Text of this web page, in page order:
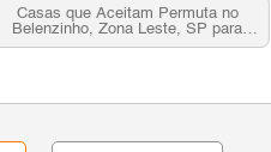
Casas que Aceitam Permuta no
Belenzinho, Zona Leste, SP para
Venda